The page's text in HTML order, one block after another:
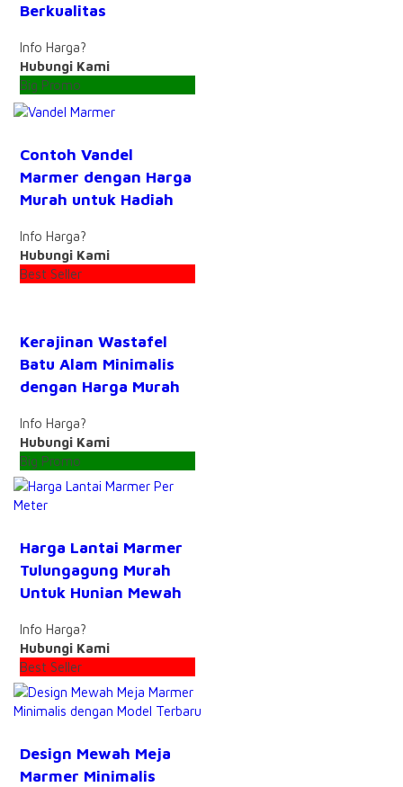
Berkualitas
Info Harga?
Hubungi Kami
Big Promo
Contoh Vandel
Marmer dengan Harga
Murah untuk Hadiah
Info Harga?
Hubungi Kami
Best Seller
Kerajinan Wastafel
Batu Alam Minimalis
dengan Harga Murah
Info Harga?
Hubungi Kami
Big Promo
Harga Lantai Marmer
Tulungagung Murah
Untuk Hunian Mewah
Info Harga?
Hubungi Kami
Best Seller
Design Mewah Meja
Marmer Minimalis